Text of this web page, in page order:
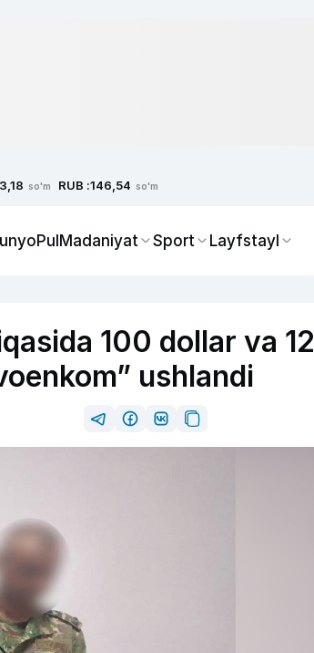
so'm RUB :146,54 so'm
PulMadaniyat Sport Layfstayl
100 dollar va 12
ushlandi